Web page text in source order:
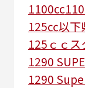
1100cc
125㏄以下
125ｃｃス
1290
1290